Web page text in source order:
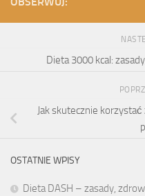
Dieta 3000 kcal:
Jak skutecznie
OSTATNIE WPISY
Dieta DASH – zasady,